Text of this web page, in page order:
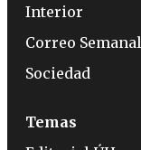
Interior
Correo Semanal
Sociedad
Temas